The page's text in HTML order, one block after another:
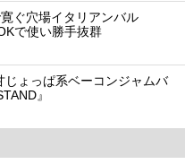
ぐ穴場イタリアンバル
で使い勝手抜群
ょっぱ系ベーコンジャムバ
』